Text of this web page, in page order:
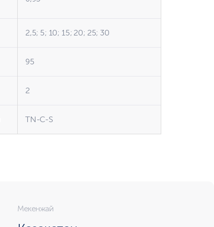
2,5; 5; 10; 15; 20; 25; 30
95
2
TN-C-S
Мекенжай